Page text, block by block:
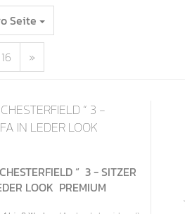
Seite
16 »
“ 3 -
IN LEDER LOOK
“ 3 - SITZER
LOOK PREMIUM